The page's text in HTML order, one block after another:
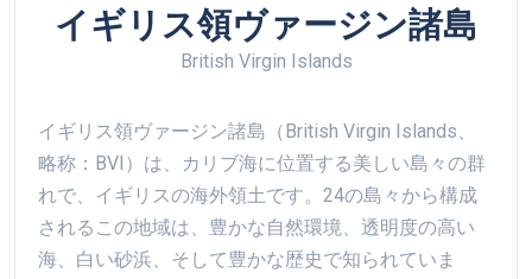
イギリス領ヴァージン諸島
British Virgin Islands
イギリス領ヴァージン諸島（British Virgin Islands、
略称：BVI）は、カリブ海に位置する美しい島々の群
れで、イギリスの海外領土です。24の島々から構成
されるこの地域は、豊かな自然環境、透明度の高い
海、白い砂浜、そして豊かな歴史で知られていま